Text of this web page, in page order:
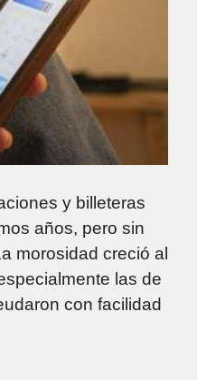
y billeteras
años, pero sin
morosidad creció al
las de
con facilidad